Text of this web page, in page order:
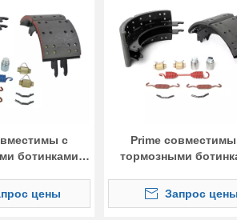
с
ботинками
цены
Prime
тормозными
Запрос цены